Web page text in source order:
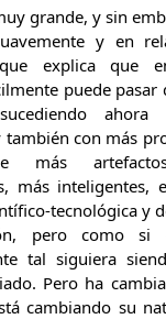
grande, y sin
y en
explica que
puede pasar
con más
más
más inteligentes,
tecnológica y
pero como si
tal siguiera
Pero ha
cambiando su